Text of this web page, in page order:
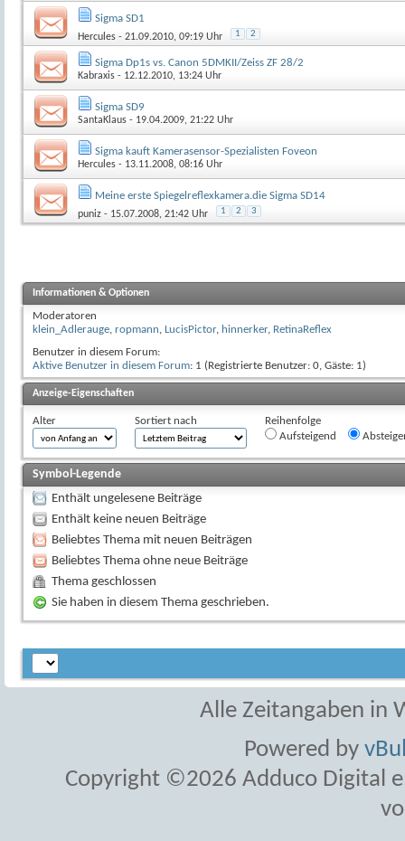
Sigma SD1
Hercules - 21.09.2010, 09:19 Uhr 1 2
Sigma Dp1s vs. Canon 5DMKII/Zeiss ZF 28/2
Kabraxis - 12.12.2010, 13:24 Uhr
Sigma SD9
SantaKlaus - 19.04.2009, 21:22 Uhr
Sigma kauft Kamerasensor-Spezialisten Foveon
Hercules - 13.11.2008, 08:16 Uhr
Meine erste Spiegelreflexkamera.die Sigma SD14
puniz - 15.07.2008, 21:42 Uhr 1 2 3
Informationen & Optionen
Moderatoren
klein_Adlerauge, ropmann, LucisPictor, hinnerker, RetinaReflex
Benutzer in diesem Forum:
Aktive Benutzer in diesem Forum: 1 (Registrierte Benutzer: 0, Gäste: 1)
Anzeige-Eigenschaften
Alter Sortiert nach
Reihenfolge
Aufsteigend
Symbol-Legende
Enthält ungelesene Beiträge
Enthält keine neuen Beiträge
Beliebtes Thema mit neuen Beiträgen
Beliebtes Thema ohne neue Beiträge
Thema geschlossen
Sie haben in diesem Thema geschrieben.
Alle Zeitangaben in
Powered by
Copyright ©2026 Adduco Digital